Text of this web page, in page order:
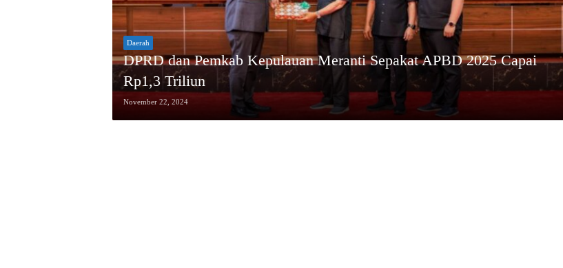
Daerah
DPRD dan Pemkab Kepulauan Meranti Sepakat APBD 2025 Capai
Rp1,3 Triliun
November 22, 2024